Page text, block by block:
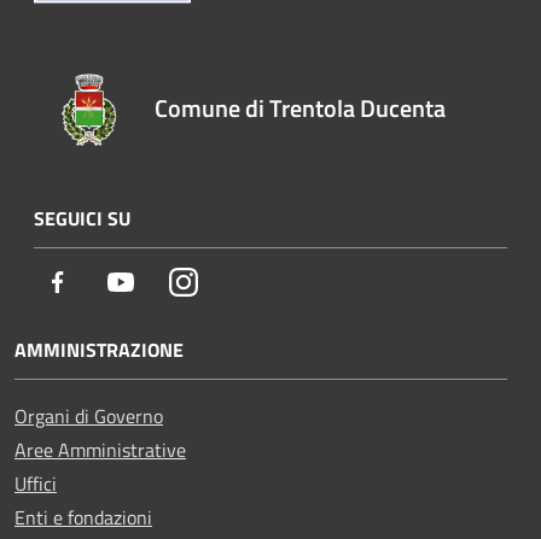
Comune di Trentola Ducenta
SEGUICI SU
Facebook YoutubeInstagram
AMMINISTRAZIONE
Organi di Governo
Aree Amministrative
Uffici
Enti e fondazioni